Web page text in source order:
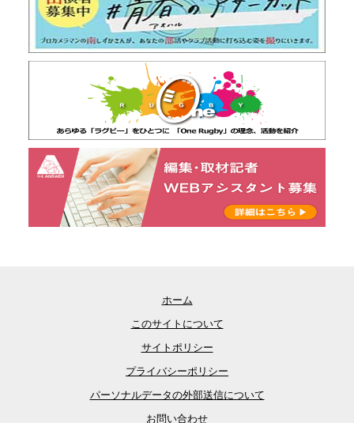
ホーム
このサイトについて
サイトポリシー
プライバシーポリシー
パーソナルデータの外部送信について
お問い合わせ